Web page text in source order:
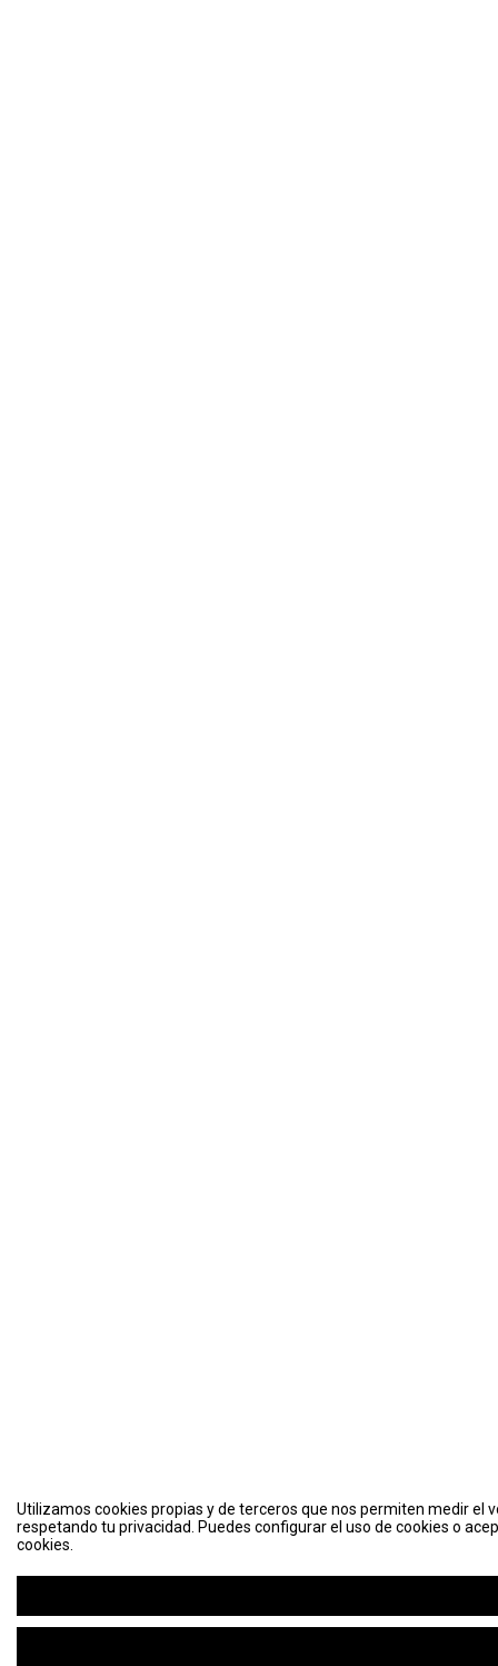
Utilizamos cookies propias y de terceros que nos permiten medir el
respetando tu privacidad. Puedes configurar el uso de cookies o
cookies.